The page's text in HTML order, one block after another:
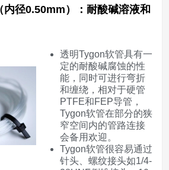
径0.50mm）：耐酸碱溶液和
透明Tygon软管具有一
定的耐酸碱腐蚀的性
能，同时可进行弯折
和缠绕，相对于硬管
PTFE和FEP导管，
Tygon软管在部分的狭
窄空间内的管路连接
会备用欢迎。
Tygon软管很容易通过
针头、螺纹接头如1/4-